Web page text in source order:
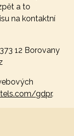
a to
na kontaktní
12 Borovany
gdpr.